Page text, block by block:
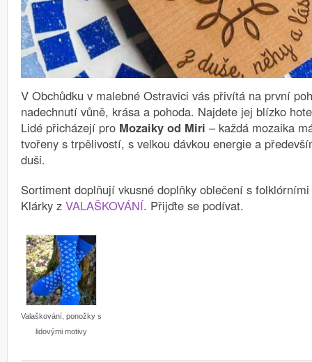
V Obchůdku v malebné Ostravici vás přivítá na první
nadechnutí vůně, krása a pohoda. Najdete jej blízko
Lidé přicházejí pro Mozaiky od Miri – každá mozaika
tvořeny s trpělivostí, s velkou dávkou energie a
duši.
Sortiment doplňují vkusné doplňky oblečení s
Klárky z VALAŠKOVÁNÍ. Přijďte se podívat.
Valaškování, ponožky s
lidovými motivy